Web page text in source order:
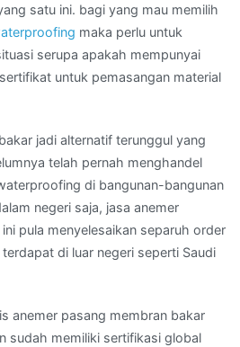
satu ini. bagi yang mau memilih
maka perlu untuk
serupa apakah mempunyai
untuk pemasangan material
jadi alternatif terunggul yang
telah pernah menghandel
di bangunan-bangunan
negeri saja, jasa anemer
pula menyelesaikan separuh order
di luar negeri seperti Saudi
anemer pasang membran bakar
sudah memiliki sertifikasi global